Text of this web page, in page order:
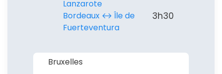
Lanzarote
Bordeaux ↔︎ Île de
Fuerteventura
3h30
Bruxelles